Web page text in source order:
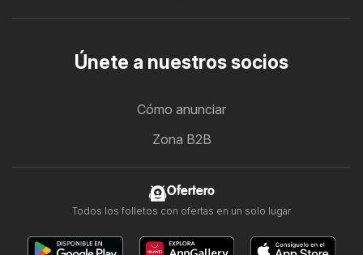
Únete a nuestros socios
Cómo anunciar
Zona B2B
Ofertero
Todos los folletos con ofertas en un solo lugar